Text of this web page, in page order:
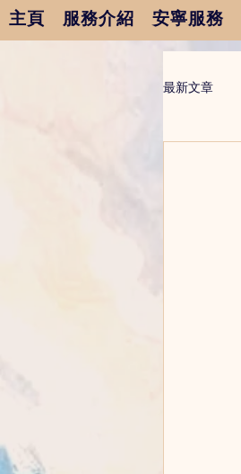
主頁 服務介紹 安寧服務
最新文章